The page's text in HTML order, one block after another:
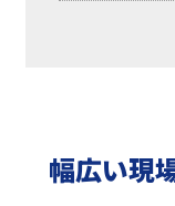
幅広い現